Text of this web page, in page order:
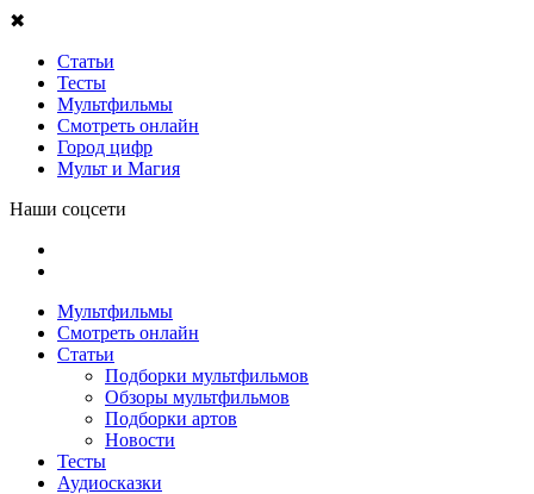
✖
Статьи
Тесты
Мультфильмы
Смотреть онлайн
Город цифр
Мульт и Магия
Наши соцсети
Мультфильмы
Смотреть онлайн
Статьи
Подборки мультфильмов
Обзоры мультфильмов
Подборки артов
Новости
Тесты
Аудиосказки